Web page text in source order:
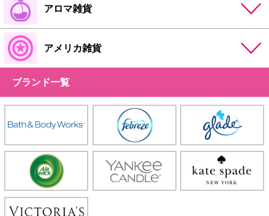
アロマ雑貨
アメリカ雑貨
ブランド一覧